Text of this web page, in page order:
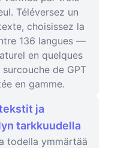
Téléversez un
choisissez la
136 langues —
en quelques
surcouche de GPT
en gamme.
ja
tarkkuudella
todella ymmärtää